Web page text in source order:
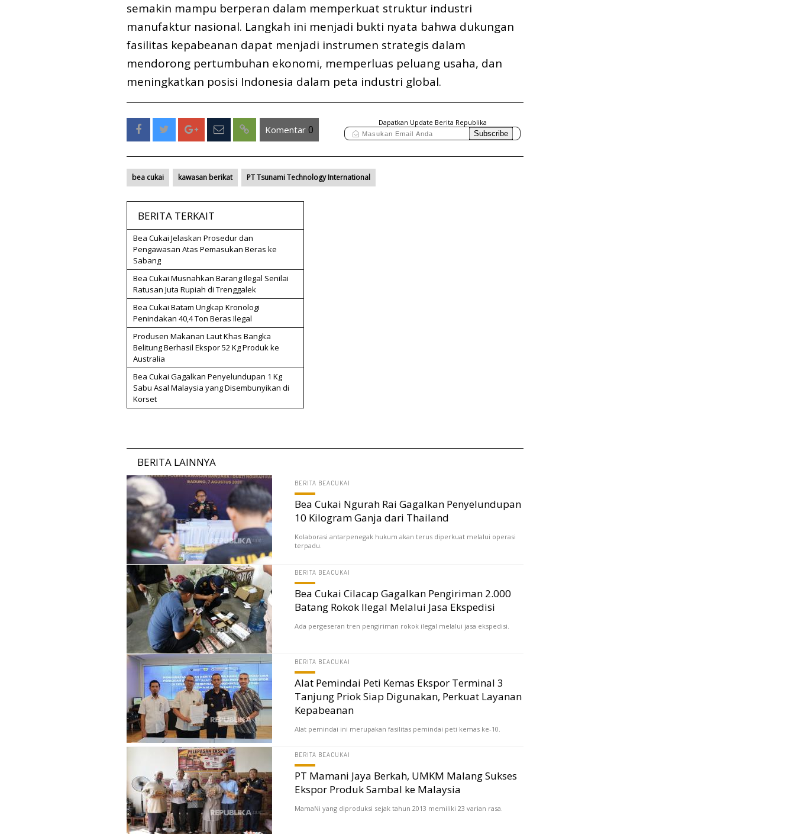
semakin mampu berperan dalam memperkuat struktur industri
manufaktur nasional. Langkah ini menjadi bukti nyata bahwa dukungan
fasilitas kepabeanan dapat menjadi instrumen strategis dalam
mendorong pertumbuhan ekonomi, memperluas peluang usaha, dan
meningkatkan posisi Indonesia dalam peta industri global.
Komentar 0
Dapatkan Update Berita Republika
bea cukai kawasan berikat PT Tsunami Technology International
BERITA TERKAIT
Bea Cukai Jelaskan Prosedur dan
Pengawasan Atas Pemasukan Beras ke
Sabang
Bea Cukai Musnahkan Barang Ilegal Senilai
Ratusan Juta Rupiah di Trenggalek
Bea Cukai Batam Ungkap Kronologi
Penindakan 40,4 Ton Beras Ilegal
Produsen Makanan Laut Khas Bangka
Belitung Berhasil Ekspor 52 Kg Produk ke
Australia
Bea Cukai Gagalkan Penyelundupan 1 Kg
Sabu Asal Malaysia yang Disembunyikan di
Korset
BERITA LAINNYA
BERITA BEACUKAI
Bea Cukai Ngurah Rai Gagalkan Penyelundupan
10 Kilogram Ganja dari Thailand
Kolaborasi antarpenegak hukum akan terus diperkuat melalui operasi
terpadu.
BERITA BEACUKAI
Bea Cukai Cilacap Gagalkan Pengiriman 2.000
Batang Rokok Ilegal Melalui Jasa Ekspedisi
Ada pergeseran tren pengiriman rokok ilegal melalui jasa ekspedisi.
BERITA BEACUKAI
Alat Pemindai Peti Kemas Ekspor Terminal 3
Tanjung Priok Siap Digunakan, Perkuat Layanan
Kepabeanan
Alat pemindai ini merupakan fasilitas pemindai peti kemas ke-10.
BERITA BEACUKAI
PT Mamani Jaya Berkah, UMKM Malang Sukses
Ekspor Produk Sambal ke Malaysia
MamaNi yang diproduksi sejak tahun 2013 memiliki 23 varian rasa.